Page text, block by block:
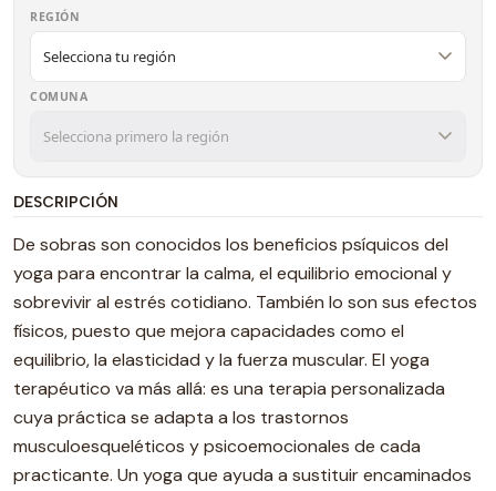
REGIÓN
COMUNA
DESCRIPCIÓN
De sobras son conocidos los beneficios psíquicos del
yoga para encontrar la calma, el equilibrio emocional y
sobrevivir al estrés cotidiano. También lo son sus efectos
físicos, puesto que mejora capacidades como el
equilibrio, la elasticidad y la fuerza muscular. El yoga
terapéutico va más allá: es una terapia personalizada
cuya práctica se adapta a los trastornos
musculoesqueléticos y psicoemocionales de cada
practicante. Un yoga que ayuda a sustituir encaminados